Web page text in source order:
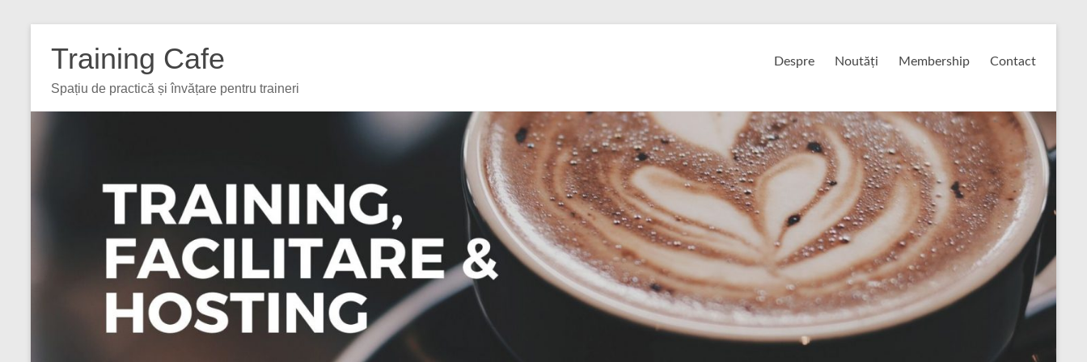
Training Cafe
Spațiu de practică și învățare pentru traineri
Despre Noutăți Membership Contact